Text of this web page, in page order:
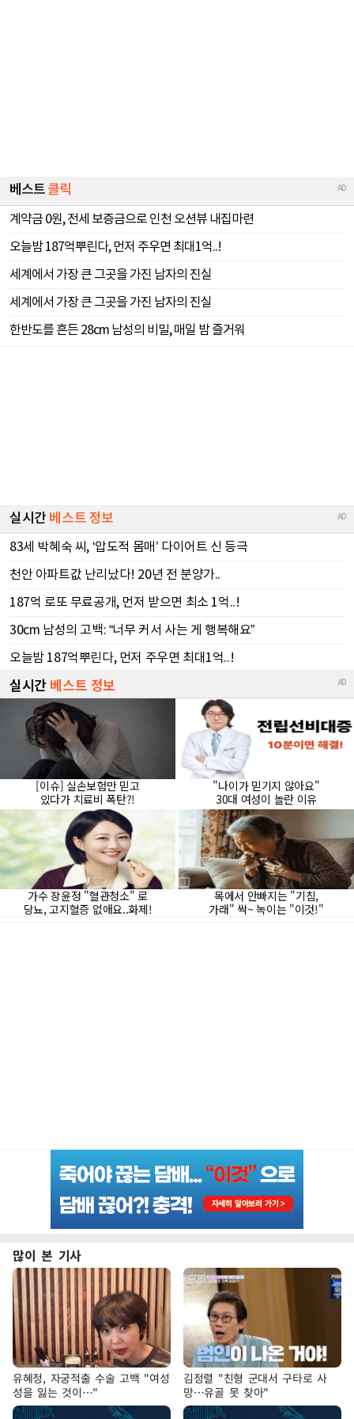
많이 본 기사
유혜정, 자궁적출 수술 고백 "여성
성을 잃는 것이…"
김정렬 "친형 군대서 구타로 사
망…유골 못 찾아"